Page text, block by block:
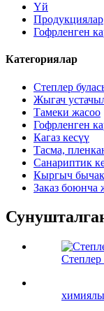
Үй
Продукциялар
Гофрленген
Категориялар
Степлер
Жыгач
Тамеки жасоо
Гофрленген
Кагаз кесүү
Тасма,
Санариптик
Кыргыч
Заказ боюнча
Степлер